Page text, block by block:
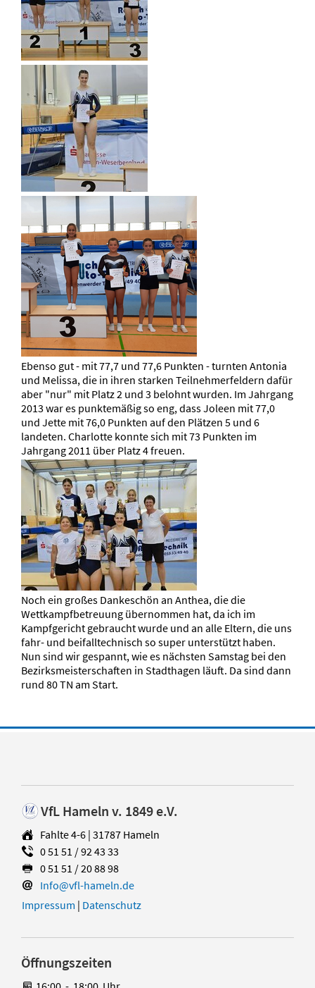
Ebenso gut - mit 77,7 und 77,6 Punkten - turnten Antonia
und Melissa, die in ihren starken Teilnehmerfeldern dafür
aber "nur" mit Platz 2 und 3 belohnt wurden. Im Jahrgang
2013 war es punktemäßig so eng, dass Joleen mit 77,0
und Jette mit 76,0 Punkten auf den Plätzen 5 und 6
landeten. Charlotte konnte sich mit 73 Punkten im
Jahrgang 2011 über Platz 4 freuen.
Noch ein großes Dankeschön an Anthea, die die
Wettkampfbetreuung übernommen hat, da ich im
Kampfgericht gebraucht wurde und an alle Eltern, die uns
fahr- und beifalltechnisch so super unterstützt haben.
Nun sind wir gespannt, wie es nächsten Samstag bei den
Bezirksmeisterschaften in Stadthagen läuft. Da sind dann
rund 80 TN am Start.
VfL Hameln v. 1849 e.V.
Fahlte 4-6 | 31787 Hameln
0 51 51 / 92 43 33
0 51 51 / 20 88 98
Info@vfl-hameln.de
Impressum | Datenschutz
Öffnungszeiten